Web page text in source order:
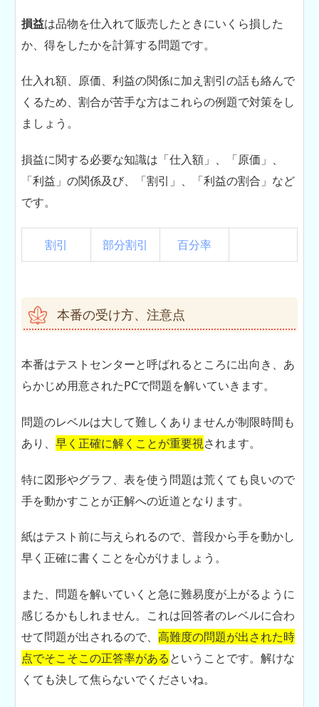
損益は品物を仕入れて販売したときにいくら損した
か、得をしたかを計算する問題です。
仕入れ額、原価、利益の関係に加え割引の話も絡んで
くるため、割合が苦手な方はこれらの例題で対策をし
ましょう。
損益に関する必要な知識は「仕入額」、「原価」、
「利益」の関係及び、「割引」、「利益の割合」など
です。
割引 部分割引 百分率
本番の受け方、注意点
本番はテストセンターと呼ばれるところに出向き、あ
らかじめ用意されたPCで問題を解いていきます。
問題のレベルは大して難しくありませんが制限時間も
あり、 早く正確に解くことが重要視されます。
特に図形やグラフ、表を使う問題は荒くても良いので
手を動かすことが正解への近道となります。
紙はテスト前に与えられるので、普段から手を動かし
早く正確に書くことを心がけましょう。
また、問題を解いていくと急に難易度が上がるように
感じるかもしれません。これは回答者のレベルに合わ
せて問題が出されるので、 高難度の問題が出された時
点でそこそこの正答率があるということです。解けな
くても決して焦らないでくださいね。